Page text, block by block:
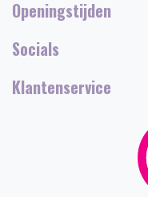
Openingstijden
Socials
Klantenservice